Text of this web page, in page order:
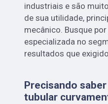
industriais e são
de sua utilidade,
mecânico. Busque
especializada no
resultados que
Precisando
tubular